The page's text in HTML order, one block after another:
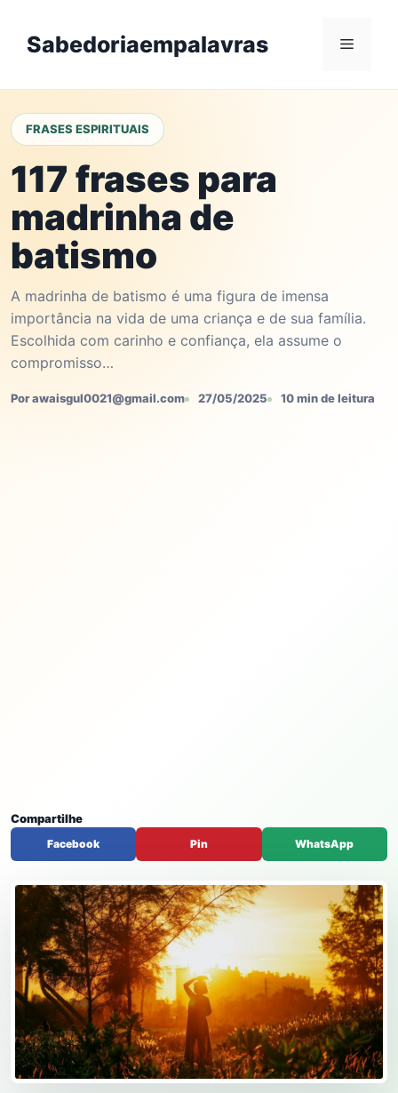
contentSabedoriaempalavras Menu
FRASES ESPIRITUAIS
117 frases para
madrinha de
batismo
A madrinha de batismo é uma figura de imensa
importância na vida de uma criança e de sua família.
Escolhida com carinho e confiança, ela assume o
compromisso…
Por awaisgul0021@gmail.com 27/05/2025 10 min de leitura
Compartilhe
Facebook Pin WhatsApp